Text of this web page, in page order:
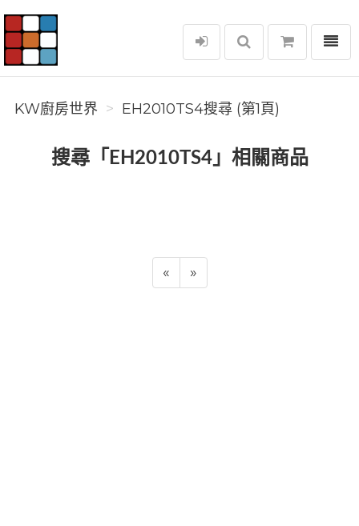
KW廚房世界
選單
KW廚房世界 EH2010TS4搜尋 (第1頁)
搜尋「EH2010TS4」相關商品
« »